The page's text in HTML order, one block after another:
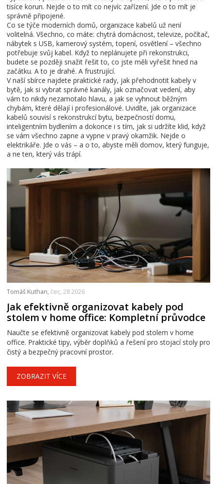
tisíce korun. Nejde o to mít co nejvíc zařízení. Jde o to mít je
správně připojené.
Co se týče moderních domů, organizace kabelů už není
volitelná. Všechno, co máte: chytrá domácnost, televize, počítač,
nábytek s USB, kamerový systém, topení, osvětlení – všechno
potřebuje svůj kabel. Když to neplánujete při rekonstrukci,
budete se později snažit řešit to, co jste měli vyřešit hned na
začátku. A to je drahé. A frustrující.
V naší sbírce najdete praktické rady, jak přehodnotit kabely v
bytě, jak si vybrat správné kanály, jak označovat vedení, aby
vám to nikdy nezamotalo hlavu, a jak se vyhnout běžným
chybám, které dělají i profesionálové. Uvidíte, jak organizace
kabelů souvisí s rekonstrukcí bytu, bezpečností domu,
inteligentním bydlením a dokonce i s tím, jak si udržíte klid, když
se vám všechno zapne a vypne v pravý okamžik. Nejde o
elektrikáře. Jde o vás – a o to, abyste měli domov, který funguje,
a ne ten, který vás trápí.
Tomáš Kuthan, čec, 28 2026
Jak efektivně organizovat kabely pod
stolem v home office: Kompletní průvodce
Naučte se efektivně organizovat kabely pod stolem v home
office. Praktické tipy, výběr doplňků a řešení pro stojací stoly pro
čistý a bezpečný pracovní prostor.
ZOBRAZIT VÍCE